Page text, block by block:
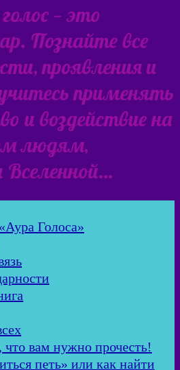
— это
Познайте все
проявления и
применять
и воздействие на
людям,
Голоса»
что вам нужно прочесть!
петь» или как найти